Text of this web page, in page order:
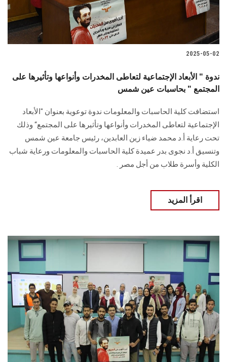
الدراسات العليا
الخريجين
سجل الان
2025-05-02
ندوة " الأبعاد الإجتماعية لتعاطى المخدرات وأنواعها وتأثيرها على
المجتمع " بحاسبات عين شمس
استضافت كلية الحاسبات والمعلومات ندوة توعوية بعنوان "الأبعاد
الإجتماعية لتعاطى المخدرات وأنواعها وتأثيرها على المجتمع“ وذلك
تحت رعاية أ.د محمد ضياء زين العابدين، رئيس جامعة عين شمس
وتنسيق أ.د نجوى بدر عميدة كلية الحاسبات والمعلومات ورعاية شباب
الكلية وأسرة طلاب من أجل مصر .
اقرأ المزيد